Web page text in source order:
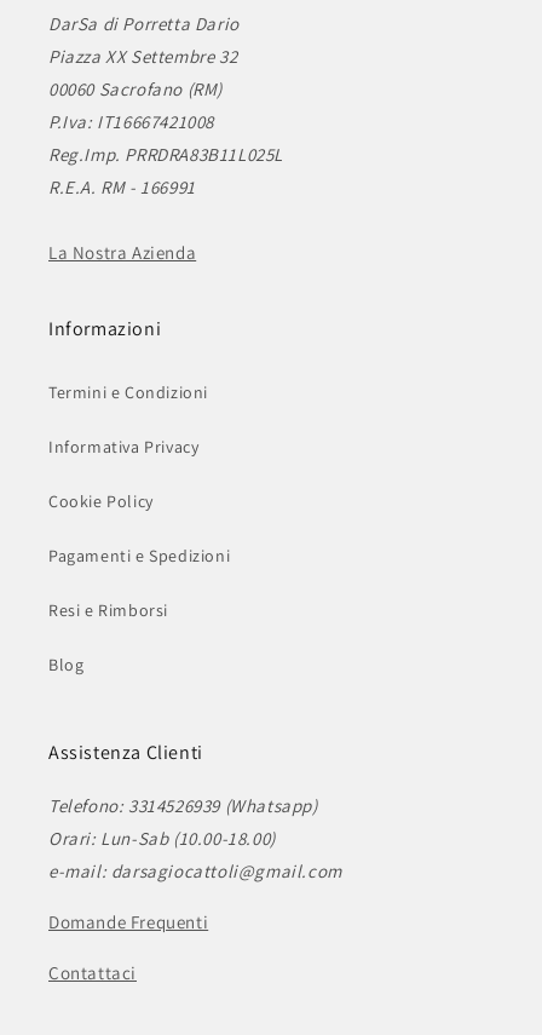
DarSa di Porretta Dario
Piazza XX Settembre 32
00060 Sacrofano (RM)
P.Iva: IT16667421008
Reg.Imp. PRRDRA83B11L025L
R.E.A. RM - 166991
La Nostra Azienda
Informazioni
Termini e Condizioni
Informativa Privacy
Cookie Policy
Pagamenti e Spedizioni
Resi e Rimborsi
Blog
Assistenza Clienti
Telefono: 3314526939 (Whatsapp)
Orari: Lun-Sab (10.00-18.00)
e-mail: darsagiocattoli@gmail.com
Domande Frequenti
Contattaci